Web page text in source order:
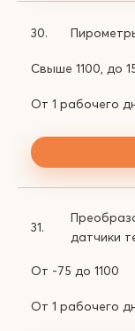
30.
Свыше 1100, до
От 1 рабочего
31.
датчики
От -75 до 1100
От 1 рабочего